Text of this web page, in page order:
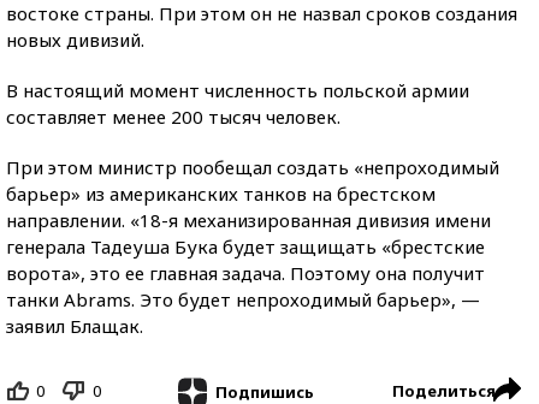
востоке страны. При этом он не назвал сроков создания
новых дивизий.
В настоящий момент численность польской армии
составляет менее 200 тысяч человек.
При этом министр пообещал создать «непроходимый
барьер» из американских танков на брестском
направлении. «18-я механизированная дивизия имени
генерала Тадеуша Бука будет защищать «брестские
ворота», это ее главная задача. Поэтому она получит
танки Abrams. Это будет непроходимый барьер», —
заявил Блащак.
0 0 Подпишись Поделиться